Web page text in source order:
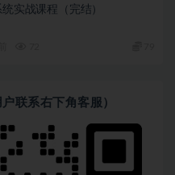
实战课程（完结）
联系右下角客服）